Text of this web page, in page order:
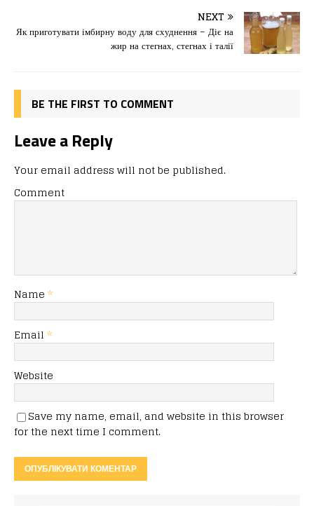
o
o
o
n
ис
я
NEXT
Як приготувати імбирну воду для схуднення – Діє на
жир на стегнах, стегнах і талії
BE THE FIRST TO COMMENT
Leave a Reply
Your email address will not be published.
Comment
Name *
Email *
Website
Save my name, email, and website in this browser
for the next time I comment.